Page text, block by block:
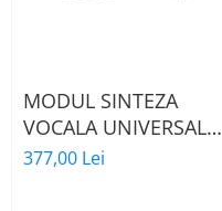
MODUL SINTEZA
VOCALA UNIVERSAL
516U
377,00 Lei